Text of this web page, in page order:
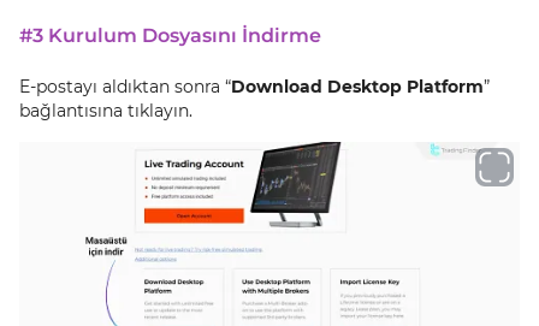
#3 Kurulum Dosyasını İndirme
E-postayı aldıktan sonra “Download Desktop Platform”
bağlantısına tıklayın.